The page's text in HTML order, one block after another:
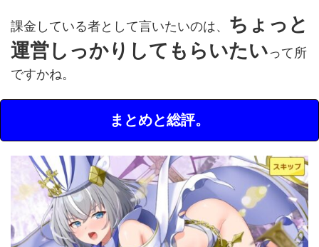
課金している者として言いたいのは、 ちょっと
運営しっかりしてもらいたいって所
ですかね。
まとめと総評。